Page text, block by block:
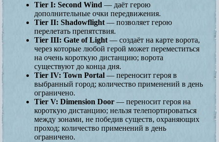
Tier I: Second Wind — даёт герою
дополнительные очки передвижения.
Tier II: Shadowflight — позволяет герою
перелетать препятствия.
Tier III: Gate of Light — создаёт на карте ворота,
через которые любой герой может переместиться
на очень короткую дистанцию; ворота
существуют до конца дня.
Tier IV: Town Portal — переносит героя в
выбранный город; количество применений в день
ограничено.
Tier V: Dimension Door — переносит героя на
короткую дистанцию; нельзя телепортироваться
между зонами, не победив существ, охраняющих
проход; количество применений в день
ограничено.